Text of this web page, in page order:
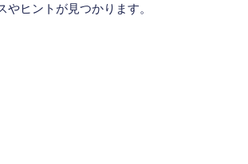
やヒントが見つかります。